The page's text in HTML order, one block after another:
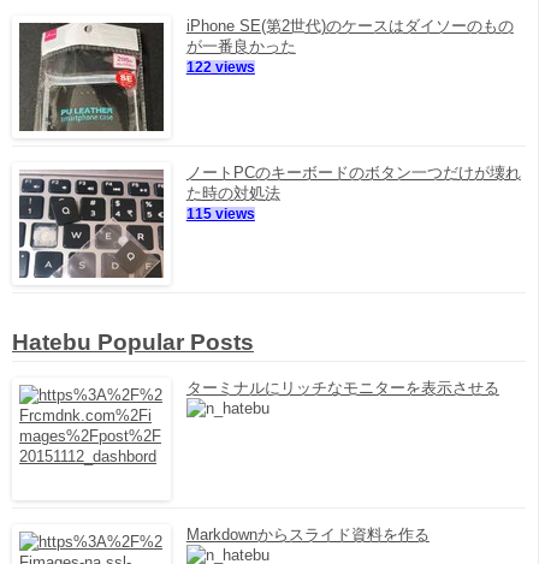
iPhone SE(第2世代)のケースはダイソーのもの
が一番良かった
122 views
ノートPCのキーボードのボタン一つだけが壊れ
た時の対処法
115 views
Hatebu Popular Posts
ターミナルにリッチなモニターを表示させる
Markdownからスライド資料を作る